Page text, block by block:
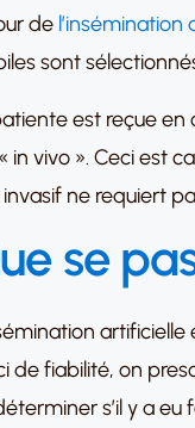
de l’insémination
sont
est reçue en
in vivo ». Ceci est
ne requiert
se
artificielle
de fiabilité, on
s’il y a